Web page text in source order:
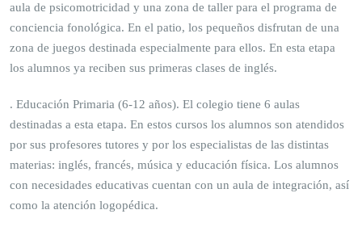
aula de psicomotricidad y una zona de taller para el programa de
conciencia fonológica. En el patio, los pequeños disfrutan de una
zona de juegos destinada especialmente para ellos. En esta etapa
los alumnos ya reciben sus primeras clases de inglés.
. Educación Primaria (6-12 años). El colegio tiene 6 aulas
destinadas a esta etapa. En estos cursos los alumnos son atendidos
por sus profesores tutores y por los especialistas de las distintas
materias: inglés, francés, música y educación física. Los alumnos
con necesidades educativas cuentan con un aula de integración, así
como la atención logopédica.